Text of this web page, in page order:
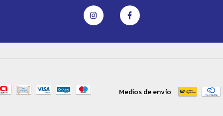
Medios de envío